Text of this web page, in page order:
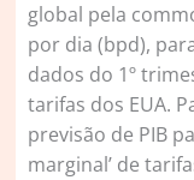
global pela
por dia (bpd),
dados do 1º
tarifas dos EUA.
previsão de PIB
marginal’ de